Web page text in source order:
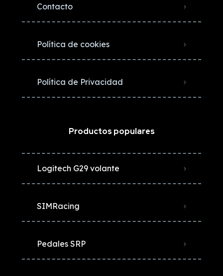
Contacto
Política de cookies
Política de Privacidad
Productos populares
Logitech G29 volante
SIMRacing
Pedales SRP